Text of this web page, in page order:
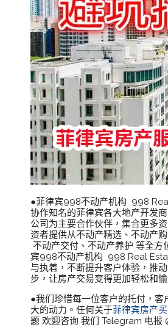
●菲律宾998不动产机构 998
协作知名的菲律宾各大地产开发
公司为主要合作伙伴，集合更多
资者提供从不动产精选、不动产
不动产交付、不动产养护 等全方
宾998不动产机构 998 Real
与执着，不断提升客户体验，推
步，让房产交易变得更加轻松和愉
●我们珍惜每一位客户的托付，客
大的动力。任何关于菲律宾房产
题 欢迎咨询 我们 Telegram 电报